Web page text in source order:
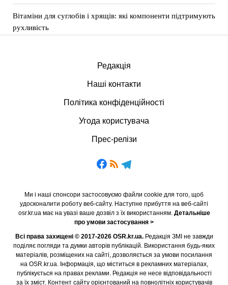
Вітаміни для суглобів і хрящів: які компоненти підтримують
рухливість
Редакція
Наші контакти
Політика конфіденційності
Угода користувача
Прес-релізи
Ми і наші спонсори застосовуємо файли cookie для того, щоб
удосконалити роботу веб-сайту. Наступне прибуття на веб-сайті
osr.kr.ua має на увазі ваше дозвіл з їх використанням. Детальніше
про умови застосування >
Всі права захищені © 2017-2026 OSR.kr.ua.Редакція ЗМІ не завжди
поділяє погляди та думки авторів публікацій. Використання будь-яких
матеріалів, розміщених на сайті, дозволяється за умови посилання
на OSR.kr.ua. Інформація, що міститься в рекламних матеріалах,
публікується на правах реклами. Редакція не несе відповідальності
за їх зміст. Контент сайту орієнтований на повнолітніх користувачів